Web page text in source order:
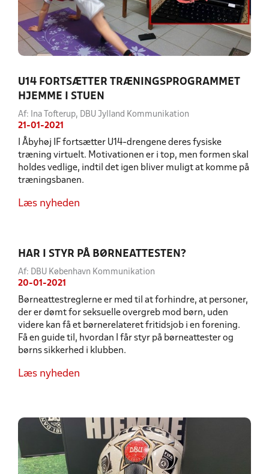
U14 FORTSÆTTER TRÆNINGSPROGRAMMET
HJEMME I STUEN
Af: Ina Tofterup, DBU Jylland Kommunikation
21-01-2021
I Åbyhøj IF fortsætter U14-drengene deres fysiske
træning virtuelt. Motivationen er i top, men formen skal
holdes vedlige, indtil det igen bliver muligt at komme på
træningsbanen.
Læs nyheden
HAR I STYR PÅ BØRNEATTESTEN?
Af: DBU København Kommunikation
20-01-2021
Børneattestreglerne er med til at forhindre, at personer,
der er dømt for seksuelle overgreb mod børn, uden
videre kan få et børnerelateret fritidsjob i en forening.
Få en guide til, hvordan I får styr på børneattester og
børns sikkerhed i klubben.
Læs nyheden